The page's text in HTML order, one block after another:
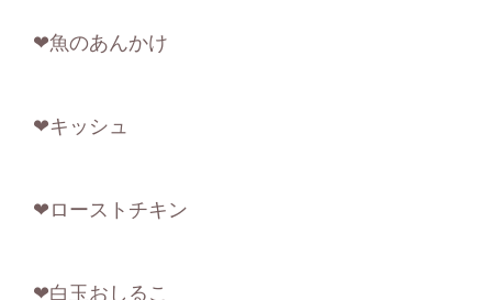
❤魚のあんかけ
❤キッシュ
❤ローストチキン
❤白玉おしるこ